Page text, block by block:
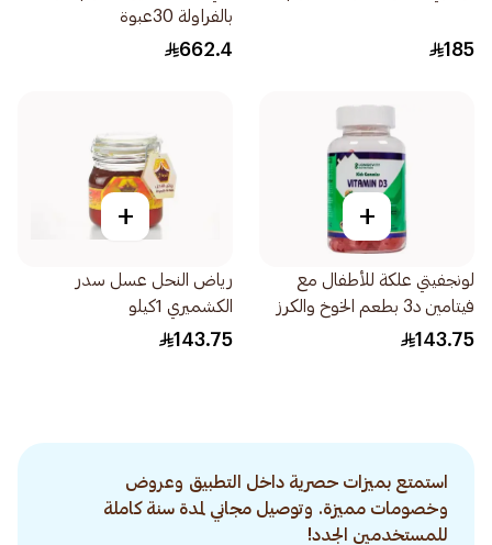
185
بالفراولة 30عبوة
662.4
+
لونجفيتي علكة للأطفال مع
فيتامين د3 بطعم الخوخ والكرز
74قطعة
143.75
+
رياض النحل عسل سدر
الكشميري 1كيلو
143.75
استمتع بميزات حصرية داخل التطبيق وعروض
وخصومات مميزة. وتوصيل مجاني لمدة سنة كاملة
للمستخدمين الجدد!